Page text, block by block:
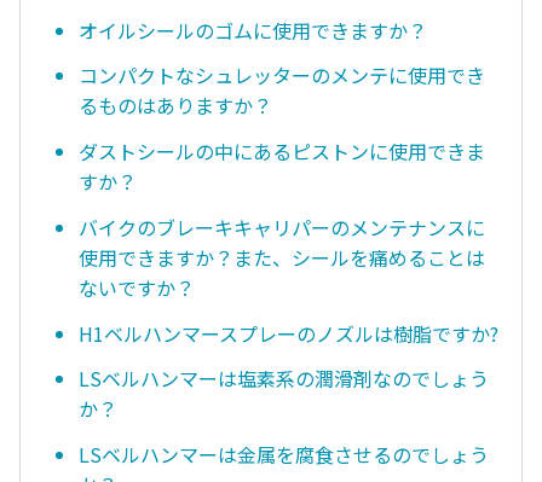
オイルシールのゴムに使用できますか？
コンパクトなシュレッターのメンテに使用でき
るものはありますか？
ダストシールの中にあるピストンに使用できま
すか？
バイクのブレーキキャリパーのメンテナンスに
使用できますか？また、シールを痛めることは
ないですか？
H1ベルハンマースプレーのノズルは樹脂ですか?
LSベルハンマーは塩素系の潤滑剤なのでしょう
か？
LSベルハンマーは金属を腐食させるのでしょう